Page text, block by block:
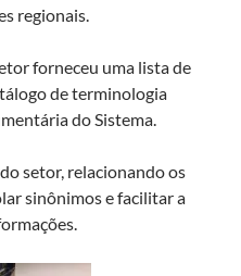
regionais.
forneceu uma lista de
de terminologia
do Sistema.
setor, relacionando os
sinônimos e facilitar a